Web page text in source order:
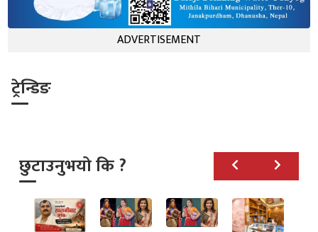
ADVERTISEMENT
ट्रेन्डिङ
छुटाउनुभयो कि ?